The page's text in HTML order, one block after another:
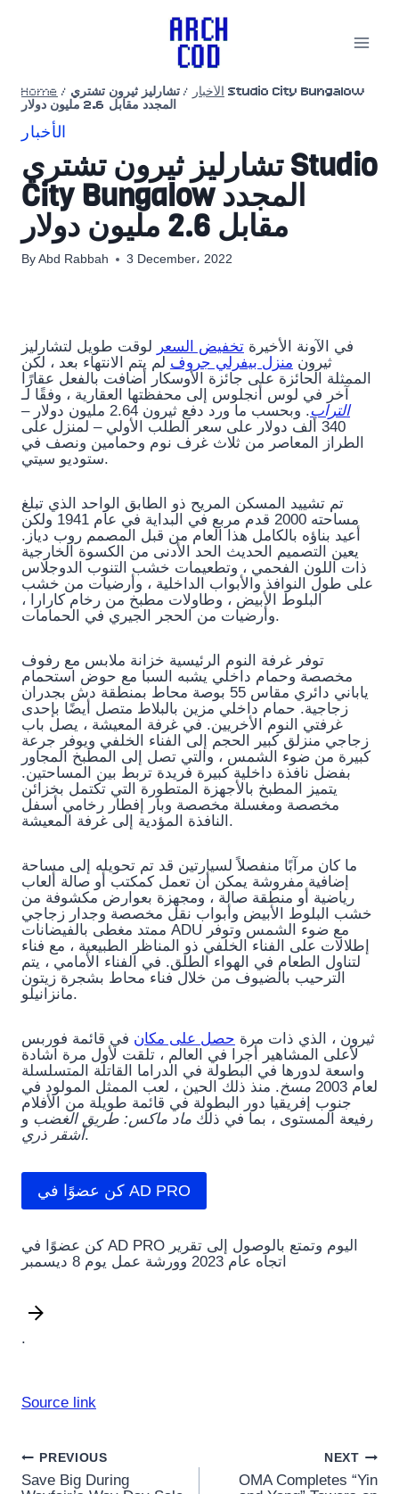
Home / الأخبار / تشارليز ثيرون تشتري Studio City Bungalow
المجدد مقابل 2.6 مليون دولار
الأخبار
تشارليز ثيرون تشتري Studio
City Bungalow المجدد
مقابل 2.6 مليون دولار
By Abd Rabbah 3 December، 2022
في الآونة الأخيرة تخفيض السعر لوقت طويل لتشارليز
ثيرون منزل بيفرلي جروف لم يتم الانتهاء بعد ، لكن
الممثلة الحائزة على جائزة الأوسكار أضافت بالفعل عقارًا
آخر في لوس أنجلوس إلى محفظتها العقارية ، وفقًا لـ
التراب
. وبحسب ما ورد دفع ثيرون 2.64 مليون دولار –
340 ألف دولار على سعر الطلب الأولي – لمنزل على
الطراز المعاصر من ثلاث غرف نوم وحمامين ونصف في
ستوديو سيتي.
تم تشييد المسكن المريح ذو الطابق الواحد الذي تبلغ
مساحته 2000 قدم مربع في البداية في عام 1941 ولكن
أعيد بناؤه بالكامل هذا العام من قبل المصمم روب دياز.
يعين التصميم الحديث الحد الأدنى من الكسوة الخارجية
ذات اللون الفحمي ، وتطعيمات خشب التنوب الدوجلاس
على طول النوافذ والأبواب الداخلية ، وأرضيات من خشب
البلوط الأبيض ، وطاولات مطبخ من رخام كارارا ،
وأرضيات من الحجر الجيري في الحمامات.
توفر غرفة النوم الرئيسية خزانة ملابس مع رفوف
مخصصة وحمام داخلي يشبه السبا مع حوض استحمام
ياباني دائري مقاس 55 بوصة محاط بمنطقة دش بجدران
زجاجية. حمام داخلي مزين بالبلاط متصل أيضًا بإحدى
غرفتي النوم الأخريين. في غرفة المعيشة ، يصل باب
زجاجي منزلق كبير الحجم إلى الفناء الخلفي ويوفر جرعة
كبيرة من ضوء الشمس ، والتي تصل إلى المطبخ المجاور
بفضل نافذة داخلية كبيرة فريدة تربط بين المساحتين.
يتميز المطبخ بالأجهزة المتطورة التي تكتمل بخزائن
مخصصة ومغسلة مخصصة وبار إفطار رخامي أسفل
النافذة المؤدية إلى غرفة المعيشة.
ما كان مرآبًا منفصلاً لسيارتين قد تم تحويله إلى مساحة
إضافية مفروشة يمكن أن تعمل كمكتب أو صالة ألعاب
رياضية أو منطقة صالة ، ومجهزة بعوارض مكشوفة من
خشب البلوط الأبيض وأبواب نقل مخصصة وجدار زجاجي
ممتد مغطى بالفيضانات ADU مع ضوء الشمس وتوفر
إطلالات على الفناء الخلفي ذو المناظر الطبيعية ، مع فناء
لتناول الطعام في الهواء الطلق. في الفناء الأمامي ، يتم
الترحيب بالضيوف من خلال فناء محاط بشجرة زيتون
مانزانيلو.
ثيرون ، الذي ذات مرة حصل على مكان في قائمة فوربس
لأعلى المشاهير أجرا في العالم ، تلقت لأول مرة اشادة
واسعة لدورها في البطولة في الدراما القاتلة المتسلسلة
لعام 2003
مسخ. منذ ذلك الحين ، لعب الممثل المولود في
جنوب إفريقيا دور البطولة في قائمة طويلة من الأفلام
رفيعة المستوى ، بما في ذلك ماد ماكس: طريق الغضب و
أشقر ذري.
كن عضوًا في AD PRO
كن عضوًا في AD PRO اليوم وتمتع بالوصول إلى تقرير
اتجاه عام 2023 وورشة عمل يوم 8 ديسمبر
.
Source link
Post
PREVIOUS
Save Big During
NEXT
OMA Completes “Yin